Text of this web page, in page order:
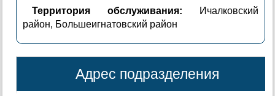
Территория обслуживания: Ичалковский
район, Большеигнатовский район
Адрес подразделения